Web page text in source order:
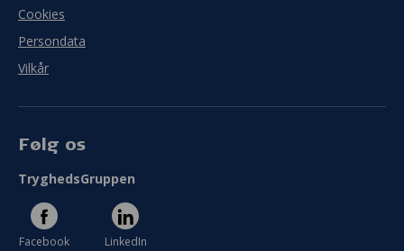
Cookies
Persondata
Vilkår
Følg os
TryghedsGruppen
Facebook LinkedIn